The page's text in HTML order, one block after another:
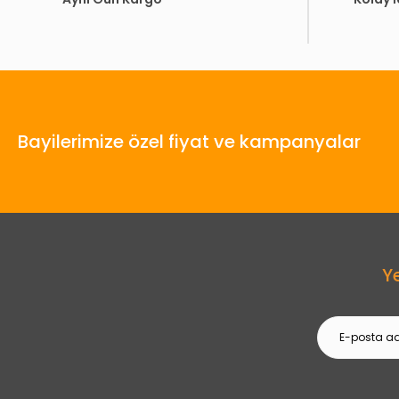
Bayilerimize özel fiyat ve kampanyalar